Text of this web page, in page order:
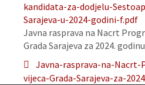
kandidata-za-dodjelu-
Sarajeva-u-2024-godini-f.pdf
Javna rasprava na Nacrt
Grada Sarajeva za 2024.
Javna-rasprava-na-Nacrt-
vijeca-Grada-Sarajeva-za-